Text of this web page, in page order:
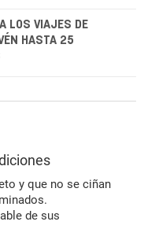
LOS VIAJES DE
HASTA 25
y que no se ciñan
de sus